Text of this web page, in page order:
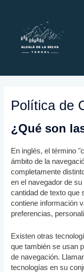
Política de
¿Qué son
En inglés, el término
ámbito de la
completamente
en el navegador de
cantidad de texto que
contiene información
preferencias,
Existen otras
que también se usan
de navegación.
tecnologías en su